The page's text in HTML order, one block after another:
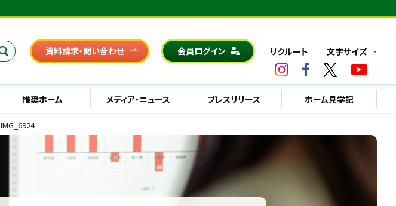
資料請求・問い合わせ 会員ログイン リクルート 文字サイズ
推奨ホーム メディア・ニュース プレスリリース ホーム見学記
IMG_6924